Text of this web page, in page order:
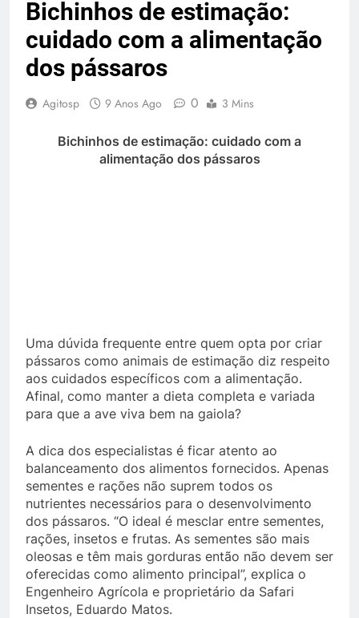
Bichinhos de estimação:
cuidado com a alimentação
dos pássaros
Agitosp 9 Anos Ago 0 3 Mins
Bichinhos de estimação: cuidado com a
alimentação dos pássaros
Uma dúvida frequente entre quem opta por criar
pássaros como animais de estimação diz respeito
aos cuidados específicos com a alimentação.
Afinal, como manter a dieta completa e variada
para que a ave viva bem na gaiola?
A dica dos especialistas é ficar atento ao
balanceamento dos alimentos fornecidos. Apenas
sementes e rações não suprem todos os
nutrientes necessários para o desenvolvimento
dos pássaros. “O ideal é mesclar entre sementes,
rações, insetos e frutas. As sementes são mais
oleosas e têm mais gorduras então não devem ser
oferecidas como alimento principal”, explica o
Engenheiro Agrícola e proprietário da Safari
Insetos, Eduardo Matos.